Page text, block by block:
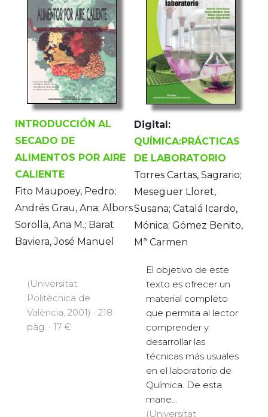
INTRODUCCIÓN AL
SECADO DE
ALIMENTOS POR AIRE
CALIENTE
Fito Maupoey, Pedro;
Andrés Grau, Ana; Albors
Sorolla, Ana M.; Barat
Baviera, José Manuel
(Universitat
Politècnica de
València, 2001) · 218
pàg. · 17 €
Digital:
QUÍMICA:PRÁCTICAS
DE LABORATORIO
Torres Cartas, Sagrario;
Meseguer Lloret,
Susana; Catalá Icardo,
Mónica; Gómez Benito,
Mª Carmen
El objetivo de este
texto es ofrecer un
material completo
que permita al lector
comprender y
desarrollar las
técnicas más usuales
en el laboratorio de
Química. De esta
mane...
(Universitat